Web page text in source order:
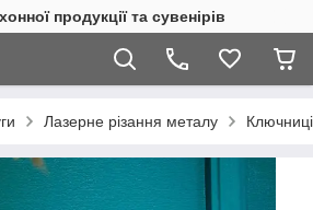
продукції та сувенірів
Лазерне різання металу